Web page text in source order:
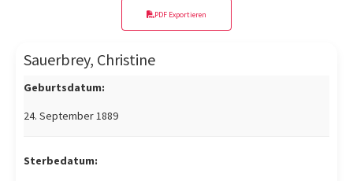
PDF Exportieren
Sauerbrey, Christine
Geburtsdatum:
24. September 1889
Sterbedatum: